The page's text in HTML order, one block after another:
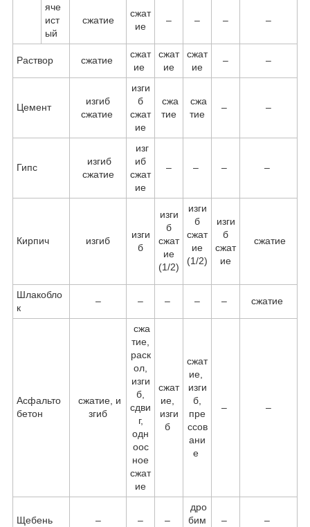
яче
ист
ый
сжатие
сжат
ие
– – – –
Раствор сжатие
сжат
ие
сжат
ие
сжат
ие
– –
Цемент
изгиб
сжатие
изги
б
сжат
ие
сжа
тие
сжа
тие
– –
Гипс
изгиб
сжатие
изг
иб
сжат
ие
– – – –
Кирпич изгиб
изги
б
изги
б
сжат
ие
(1/2)
изги
б
сжат
ие
(1/2)
изги
б
сжат
ие
сжатие
Шлакобло
к
– – – – – сжатие
Асфальто
бетон
сжатие, и
згиб
сжа
тие,
раск
ол,
изги
б,
сдви
г,
одн
оос
ное
сжат
ие
сжат
ие,
изги
б
сжат
ие,
изги
б,
пре
ссов
ани
е
– –
Щебень – – –
дро
бим
– –